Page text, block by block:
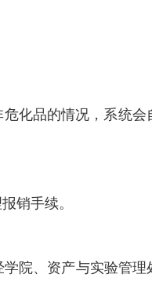
化品的情况，系统会
销手续。
院、资产与实验管理